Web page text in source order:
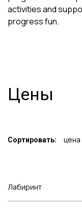
activities and
progress fun.
Цены
Сортировать: цена
Лабиринт